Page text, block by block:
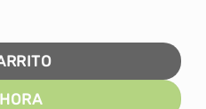
- RÉPLICA cantidad